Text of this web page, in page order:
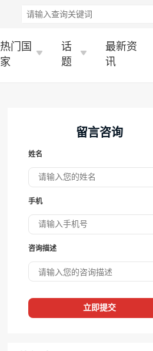
热门国
家
话
题
最新资
讯
留言咨询
姓名
手机
咨询描述
立即提交